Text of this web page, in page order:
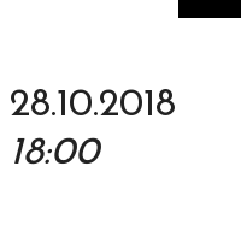
28.10.2018
18:00